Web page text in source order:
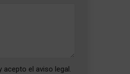
acepto el aviso legal.